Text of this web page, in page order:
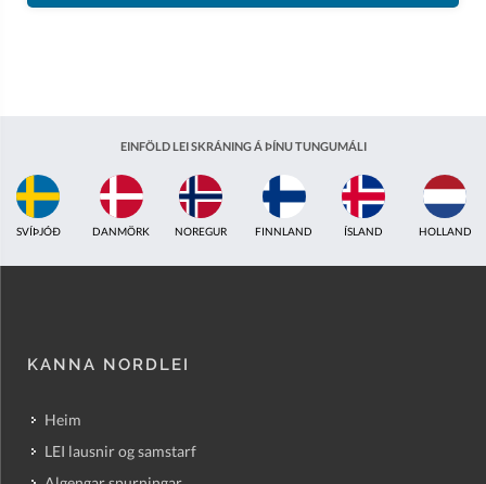
EINFÖLD LEI SKRÁNING Á ÞÍNU TUNGUMÁLI
ÍSLAND HOLLAND BRETLAND INDLAND EISTLAND ÁSTRALÍA
KANNA NORDLEI
Heim
LEI lausnir og samstarf